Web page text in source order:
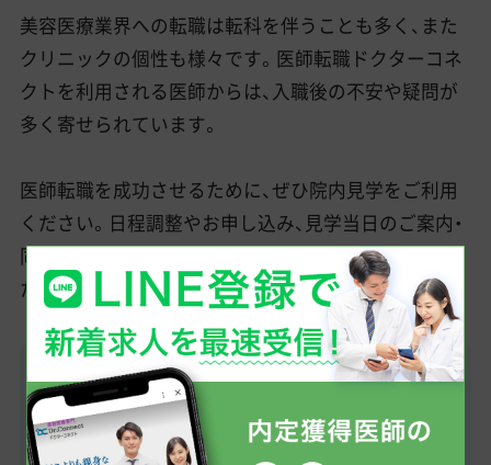
美容医療業界への転職は転科を伴うことも多く、また
クリニックの個性も様々です。医師転職ドクターコネ
クトを利用される医師からは、入職後の不安や疑問が
多く寄せられています。
医師転職を成功させるために、ぜひ院内見学をご利用
ください。日程調整やお申し込み、見学当日のご案内・
同行まで、医師転職コンシェルジュがフルサポートい
たします。
WEB登録して相談